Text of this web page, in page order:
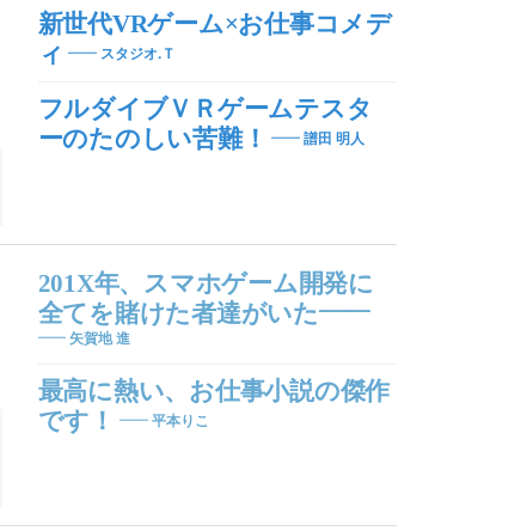
新世代VRゲーム×お仕事コメデ
ィ
スタジオ.Ｔ
フルダイブＶＲゲームテスタ
ーのたのしい苦難！
譜田 明人
201X年、スマホゲーム開発に
全てを賭けた者達がいた――
矢賀地 進
最高に熱い、お仕事小説の傑作
です！
平本りこ